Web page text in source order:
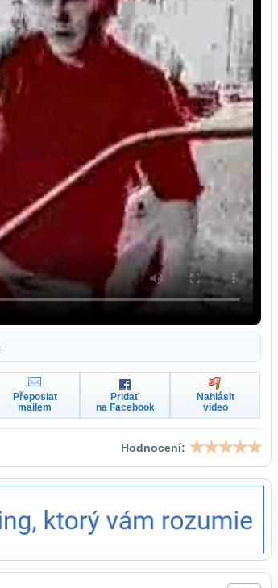
Přeposlat
mailem
Pridať
na Facebook
Nahlásit
video
Hodnocení: